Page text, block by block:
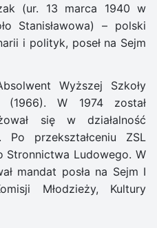
(ur. 13 marca 1940 w
Stanisławowa) – polski
i polityk, poseł na Sejm
Wyższej Szkoły
(1966). W 1974 został
się w działalność
Po przekształceniu ZSL
Stronnictwa Ludowego. W
mandat posła na Sejm I
Młodzieży, Kultury